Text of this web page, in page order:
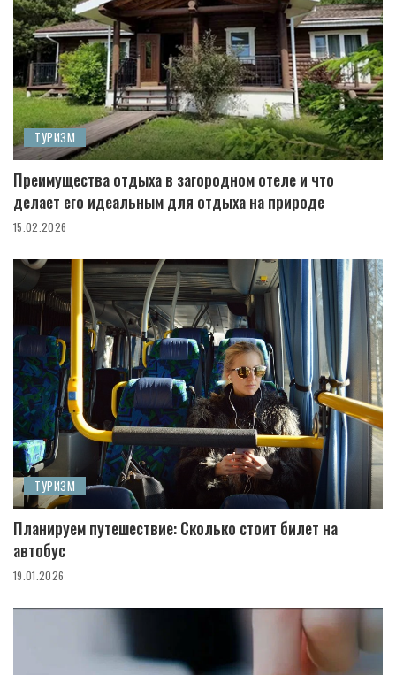
ТУРИЗМ
Преимущества отдыха в загородном отеле и что
делает его идеальным для отдыха на природе
15.02.2026
ТУРИЗМ
Планируем путешествие: Сколько стоит билет на
автобус
19.01.2026